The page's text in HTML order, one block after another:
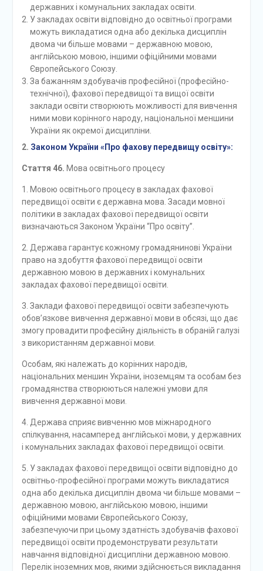
державних і комунальних закладах освіти.
У закладах освіти відповідно до освітньої програми
можуть викладатися одна або декілька дисциплін
двома чи більше мовами – державною мовою,
англійською мовою, іншими офіційними мовами
Європейського Союзу.
За бажанням здобувачів професійної (професійно-
технічної), фахової передвищої та вищої освіти
заклади освіти створюють можливості для вивчення
ними мови корінного народу, національної меншини
України як окремої дисципліни.
2. Законом України «Про фахову передвищу освіту»:
Стаття 46. Мова освітнього процесу
1. Мовою освітнього процесу в закладах фахової
передвищої освіти є державна мова. Засади мовної
політики в закладах фахової передвищої освіти
визначаються Законом України “Про освіту”.
2. Держава гарантує кожному громадянинові України
право на здобуття фахової передвищої освіти
державною мовою в державних і комунальних
закладах фахової передвищої освіти.
3. Заклади фахової передвищої освіти забезпечують
обов’язкове вивчення державної мови в обсязі, що дає
змогу провадити професійну діяльність в обраній галузі
з використанням державної мови.
Особам, які належать до корінних народів,
національних меншин України, іноземцям та особам без
громадянства створюються належні умови для
вивчення державної мови.
4. Держава сприяє вивченню мов міжнародного
спілкування, насамперед англійської мови, у державних
і комунальних закладах фахової передвищої освіти.
5. У закладах фахової передвищої освіти відповідно до
освітньо-професійної програми можуть викладатися
одна або декілька дисциплін двома чи більше мовами –
державною мовою, англійською мовою, іншими
офіційними мовами Європейського Союзу,
забезпечуючи при цьому здатність здобувачів фахової
передвищої освіти продемонструвати результати
навчання відповідної дисципліни державною мовою.
Перелік іноземних мов, якими здійснюється викладання